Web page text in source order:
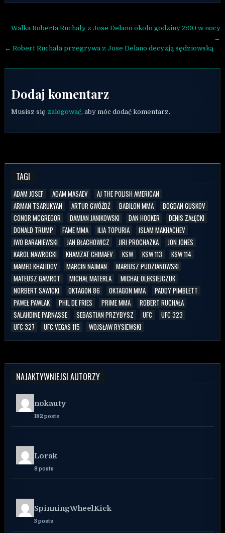
Nawigacja wpisu
Walka Roberta Ruchały z Jose Delano około godziny 2:00 w nocy
→
← Robert Ruchała przegrywa z Jose Delano decyzją sędziowską
Dodaj komentarz
Musisz się zalogować, aby móc dodać komentarz.
TAGI
ADAM JOSEF ADAM MASAEV
AJ THE POLISH AMERICAN
ARMAN TSARUKYAN
ARTUR GWÓŹDŹ BABILON MMA
BOGDAN GUSKOV
CONOR MCGREGOR
DAMIAN JANIKOWSKI DAN HOOKER
DENIS ZAŁĘCKI
DONALD TRUMP
FAME MMA ILIA TOPURIA
ISLAM MAKHACHEV
IWO BARANIEWSKI
JAN BŁACHOWICZ JIRI PROCHAZKA
JON JONES
KAROL NAWROCKI
KHAMZAT CHIMAEV KSW KSW 113
KSW 114
MAMED KHALIDOV
MARCIN NAJMAN
MARIUSZ PUDZIANOWSKI
MATEUSZ GAMROT
MICHAŁ MATERLA
MICHAŁ OLEKSIEJCZUK
NORBERT SAWICKI
OKTAGON 86 OKTAGON MMA
PADDY PIMBLETT
PAWEŁ PAWLAK
PHIL DE FRIES PRIME MMA
ROBERT RUCHAŁA
SALAHDINE PARNASSE
SEBASTIAN PRZYBYSZ UFC
UFC 323
UFC 327
UFC VEGAS 115 WOJSŁAW RYSIEWSKI
NAJAKTYWNIEJSI AUTORZY
nokauty
182 posts
Lorak
8 posts
SpinningWheelKick
3 posts